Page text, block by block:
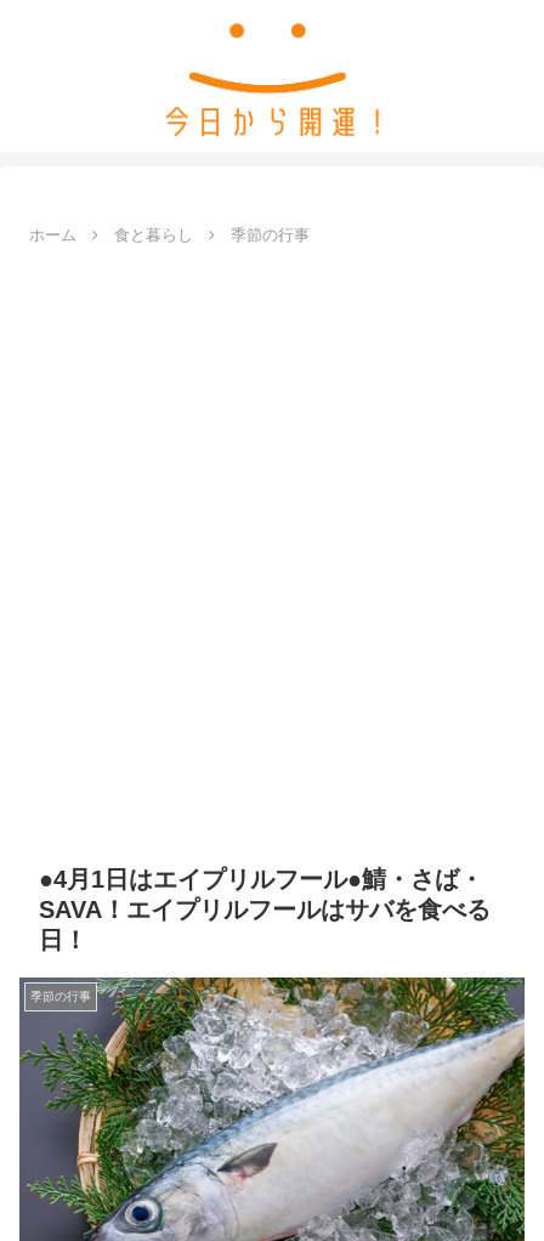
ホーム 食と暮らし 季節の行事
●4月1日はエイプリルフール●鯖・さば・
SAVA！エイプリルフールはサバを食べる
日！
季節の行事